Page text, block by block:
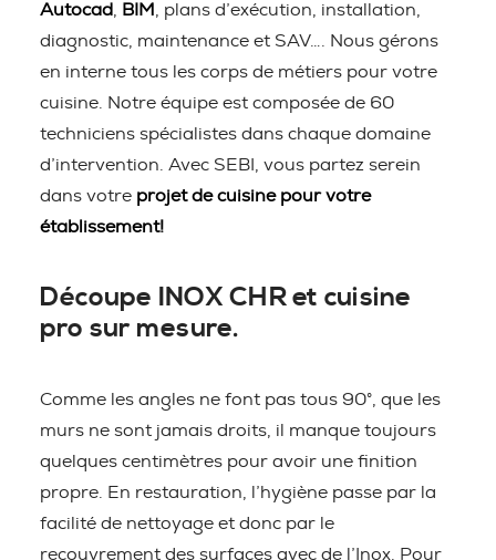
Autocad
BIM
, plans d’exécution, installation,
diagnostic, maintenance et SAV…. Nous gérons
en interne tous les corps de métiers pour votre
cuisine. Notre équipe est composée de 60
techniciens spécialistes dans chaque domaine
d’intervention. Avec SEBI, vous partez serein
dans votre projet de cuisine pour votre
établissement!
Découpe INOX CHR et cuisine
pro sur mesure.
Comme les angles ne font pas tous 90°, que les
murs ne sont jamais droits, il manque toujours
quelques centimètres pour avoir une finition
propre. En restauration, l’hygiène passe par la
facilité de nettoyage et donc par le
recouvrement des surfaces avec de l’Inox. Pour